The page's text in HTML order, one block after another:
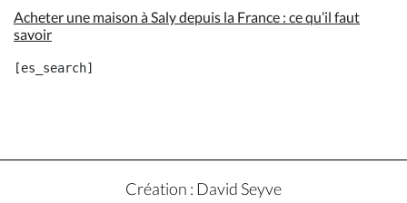
Acheter une maison à Saly depuis la France : ce qu’il faut
savoir
Création : David Seyve